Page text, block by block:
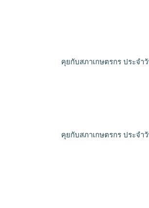
คุยกับสภาเกษตรกร ประจำ
คุยกับสภาเกษตรกร ประจำ